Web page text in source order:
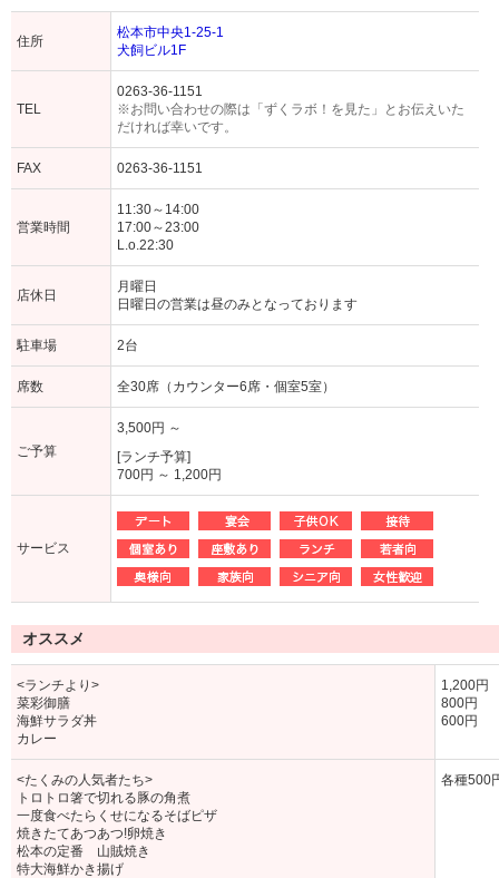
住所
松本市中央1-25-1
犬飼ビル1F
TEL
0263-36-1151
※お問い合わせの際は「ずくラボ！を見た」とお伝えいた
だければ幸いです。
FAX 0263-36-1151
営業時間
11:30～14:00
17:00～23:00
L.o.22:30
店休日
月曜日
日曜日の営業は昼のみとなっております
駐車場 2台
席数 全30席（カウンター6席・個室5室）
ご予算
3,500円 ～
[ランチ予算]
700円 ～ 1,200円
サービス
オススメ
<ランチより>
菜彩御膳
海鮮サラダ丼
カレー
1,200円
800円
600円
<たくみの人気者たち>
トロトロ箸で切れる豚の角煮
一度食べたらくせになるそばピザ
焼きたてあつあつ!卵焼き
松本の定番 山賊焼き
特大海鮮かき揚げ
各種500